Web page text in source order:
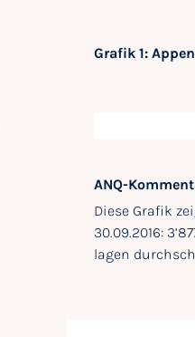
Grafik 1:
ANQ-
Diese Grafik
30.09.2016:
lagen